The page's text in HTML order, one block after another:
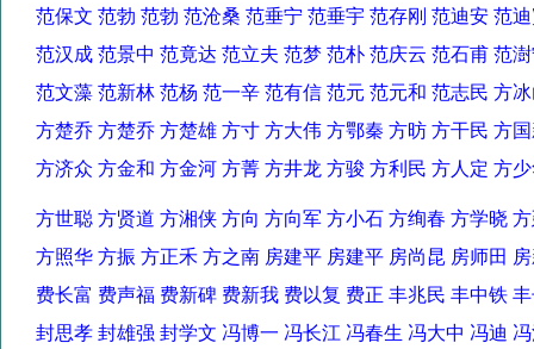
范保文 范勃 范勃 范沧桑 范垂宁 范垂宇 范存刚 范迪安 范
范汉成 范景中 范竟达 范立夫 范梦 范朴 范庆云 范石甫 范
范文藻 范新林 范杨 范一辛 范有信 范元 范元和 范志民 方
方楚乔 方楚乔 方楚雄 方寸 方大伟 方鄂秦 方昉 方干民 方
方济众 方金和 方金河 方菁 方井龙 方骏 方利民 方人定 方
方世聪 方贤道 方湘侠 方向 方向军 方小石 方绚春 方学晓
方照华 方振 方正禾 方之南 房建平 房建平 房尚昆 房师田
费长富 费声福 费新碑 费新我 费以复 费正 丰兆民 丰中铁
封思孝 封雄强 封学文 冯博一 冯长江 冯春生 冯大中 冯迪